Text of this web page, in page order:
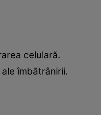
celulară.
îmbătrânirii.